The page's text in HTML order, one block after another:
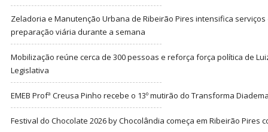
Zeladoria e Manutenção Urbana de Ribeirão Pires intensifica
preparação viária durante a semana
Mobilização reúne cerca de 300 pessoas e reforça força política de
Legislativa
EMEB Profª Creusa Pinho recebe o 13º mutirão do Transforma
Festival do Chocolate 2026 by Chocolândia começa em Ribeirão Pires